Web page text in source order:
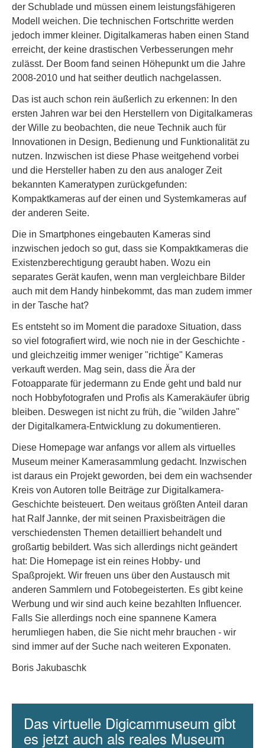
der Schublade und müssen einem leistungsfähigeren
Modell weichen. Die technischen Fortschritte werden
jedoch immer kleiner. Digitalkameras haben einen Stand
erreicht, der keine drastischen Verbesserungen mehr
zulässt. Der Boom fand seinen Höhepunkt um die Jahre
2008-2010 und hat seither deutlich nachgelassen.
Das ist auch schon rein äußerlich zu erkennen: In den
ersten Jahren war bei den Herstellern von Digitalkameras
der Wille zu beobachten, die neue Technik auch für
Innovationen in Design, Bedienung und Funktionalität zu
nutzen. Inzwischen ist diese Phase weitgehend vorbei
und die Hersteller haben zu den aus analoger Zeit
bekannten Kameratypen zurückgefunden:
Kompaktkameras auf der einen und Systemkameras auf
der anderen Seite.
Die in Smartphones eingebauten Kameras sind
inzwischen jedoch so gut, dass sie Kompaktkameras die
Existenzberechtigung geraubt haben. Wozu ein
separates Gerät kaufen, wenn man vergleichbare Bilder
auch mit dem Handy hinbekommt, das man zudem immer
in der Tasche hat?
Es entsteht so im Moment die paradoxe Situation, dass
so viel fotografiert wird, wie noch nie in der Geschichte -
und gleichzeitig immer weniger "richtige" Kameras
verkauft werden. Mag sein, dass die Ära der
Fotoapparate für jedermann zu Ende geht und bald nur
noch Hobbyfotografen und Profis als Kamerakäufer übrig
bleiben. Deswegen ist nicht zu früh, die "wilden Jahre"
der Digitalkamera-Entwicklung zu dokumentieren.
Diese Homepage war anfangs vor allem als virtuelles
Museum meiner Kamerasammlung gedacht. Inzwischen
ist daraus ein Projekt geworden, bei dem ein wachsender
Kreis von Autoren tolle Beiträge zur Digitalkamera-
Geschichte beisteuert. Den weitaus größten Anteil daran
hat Ralf Jannke, der mit seinen Praxisbeiträgen die
verschiedensten Themen detailliert behandelt und
großartig bebildert. Was sich allerdings nicht geändert
hat: Die Homepage ist ein reines Hobby- und
Spaßprojekt. Wir freuen uns über den Austausch mit
anderen Sammlern und Fotobegeisterten. Es gibt keine
Werbung und wir sind auch keine bezahlten Influencer.
Falls Sie allerdings noch eine spannene Kamera
herumliegen haben, die Sie nicht mehr brauchen - wir
sind immer auf der Suche nach weiteren Exponaten.
Boris Jakubaschk
Das virtuelle Digicammuseum gibt
es jetzt auch als reales Museum